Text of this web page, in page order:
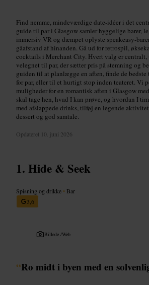
Find nemme, mindeværdige date-idéer i det
guide til par i Glasgow samler hyggelige barer,
immersiv VR og dæmpet oplyste speakeasy-
gåafstand af hinanden. Gå ud for retrospil,
cocktails i Merchant City. Hvert valg er centralt,
velegnet til par, der sætter pris på stemning og
guiden til at planlægge en aften, finde de
for par, eller til et hurtigt stop inden teateret. Vi
muligheder for en romantisk aften i Glasgow
skal tage hen, hvad I kan prøve, og hvordan I
med afslappede drinks, tilføj en legende
dessert og god samtale.
Opdateret 10. juni 2026
Hide & Seek
Spisning og drikke • Bar
3,6
Billede /Web
“Ro midt i byen med en